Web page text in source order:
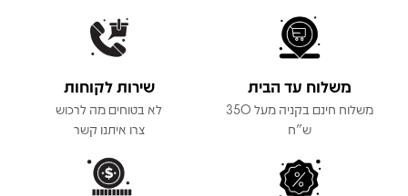
משלוח עד הבית
משלוח חינם בקניה מעל 350
ש"ח
שירות לקוחות
לא בטוחים מה לרכוש
צרו איתנו קשר